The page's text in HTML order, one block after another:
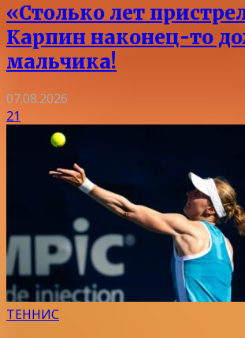
«Столько лет
Карпин наконец-то
мальчика!
07.08.2026
21
ТЕННИС